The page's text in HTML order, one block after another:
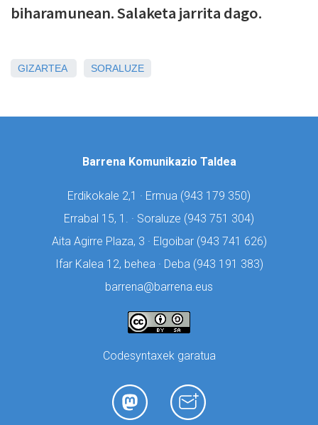
biharamunean. Salaketa jarrita dago.
GIZARTEA SORALUZE
Barrena Komunikazio Taldea
Erdikokale 2,1 · Ermua (943 179 350)
Errabal 15, 1. · Soraluze (943 751 304)
Aita Agirre Plaza, 3 · Elgoibar (943 741 626)
Ifar Kalea 12, behea · Deba (943 191 383)
barrena@barrena.eus
Codesyntaxek garatua